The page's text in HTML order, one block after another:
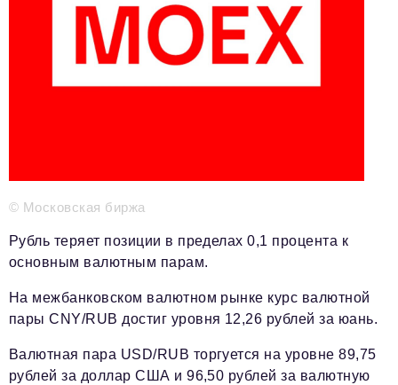
Информационный отдел
info@business-magazine.online
Отдел рекламы
© Московская биржа
Рубль теряет позиции в пределах 0,1 процента к
основным валютным парам.
На межбанковском валютном рынке курс валютной
пары CNY/RUB достиг уровня 12,26 рублей за юань.
Валютная пара USD/RUB торгуется на уровне 89,75
рублей за доллар США и 96,50 рублей за валютную